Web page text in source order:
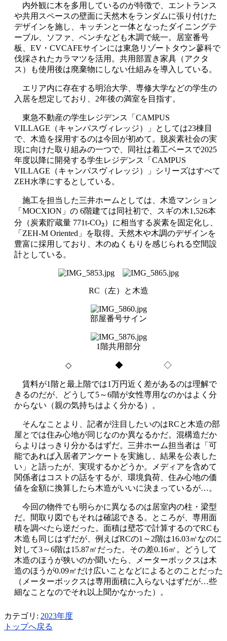
内外観に木を多用しているのが特徴で、エントランス
や共用スペースの壁面に天然木をランダムに張り付けた
デザインを施し、キッチンと一体となったダイニングテ
ーブル、ソファ、ベンチなども木調で統一。居室番号
板、 EV ・ CVCAFEサインには東急リゾートタウン蓼科で
伐採されたカラマツを活用。共用部置き家具（アクタ
ス）も使用後は廃棄物にしない仕組みを導入している。
エリア内に存在する明治大学、専修大学などの学生の
入居を想定しており、 2年後の満室を目指す。
東急不動産の学生レジデンス「 CAMPUS
VILLAGE （キャンパスヴィレッジ）」としては23棟目
で、木造を採用するのは今回が初めて。脱炭素社会の実
現に向けた取り組みの一つで、同社は着工ベースで2025
年度以降に開発する学生レジデンス「 CAMPUS
VILLAGE （キャンパスヴィレッジ）」シリーズはすべて
ZEH水準にするとしている。
施工を担当した三井ホームとしては、木造マンション
「 MOCXION 」の 6階建ては同社初で、スギの木1,526本
分（炭素貯蔵量 771t-CO₂）に相当する炭素を固定化し、
「 ZEH-M Oriented 」を取得。天然木や木調のデザインを
豊富に採用しており、木のぬくもりを感じられる空間設
計としている。
RC（左）と木造
部屋番号サイン
1階共用部分
◇ ◆ ◇
賃料が1 階と最上階では1万円近く差があるのは理解で
きるのだが、どうして5～6階が女性専用なのかはよく分
からない（親の気持ちはよく分かる）。
そんなことより、記者が注目したいのはRCと木造の部
屋とでは住み心地が同じなのか異なるかだ。混構造だか
らよりはっきり分かるはずだ。三井ホーム担当者は「可
能であれば入居者アンケートを実施し、結果を公表した
い」と語ったが、実現するかどうか。メディアを含めて
関係者はコストの話をするが、環境負荷、住み心地の価
値を金額に換算したら木造がいいに決まっているが…。
今回の物件でも明らかに異なるのは居室内の柱・梁型
だ。間取り図でもそれは確認できる。ところが、専用面
積を調べたら逆だった。面積は壁芯で計算するのでRC も
木造も同じはずだが、例えばRCの1 ～ 2階は16.03㎡なのに
対して3～6階は15.87㎡だった。その差0.16㎡。どうして
木造のほうが狭いのか聞いたら、メーターボックスは木
造のほうが0.09㎡だけ広いことなどによるとのことだった
（メーターボックスは専用面積に入らないはずだが…些
細なことなのでそれ以上聞かなかった）。
カテゴリ: 2023年度
トップへ戻る